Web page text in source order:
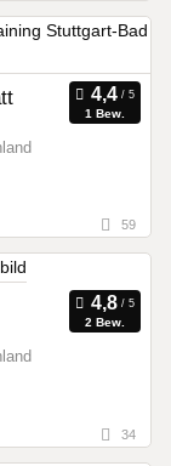
1 Bew.
59
2 Bew.
34